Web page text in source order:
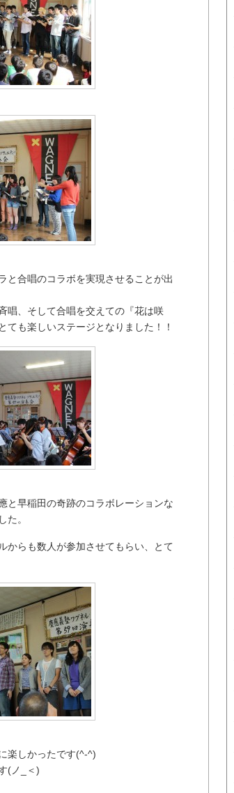
と合唱のコラボを実現させることが出
唱、そして合唱を交えての『花は咲
ても楽しいステージとなりました！！
と早稲田の奇跡のコラボレーションな
た。
からも数人が参加させてもらい、とて
楽しかったです(^-^)
(ノ_＜)